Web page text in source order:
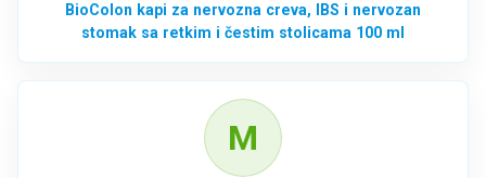
BioColon kapi za nervozna creva, IBS i nervozan
stomak sa retkim i čestim stolicama 100 ml
M